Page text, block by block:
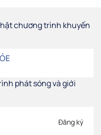
chương trình khuyến
phát sóng và giới
Đăng ký